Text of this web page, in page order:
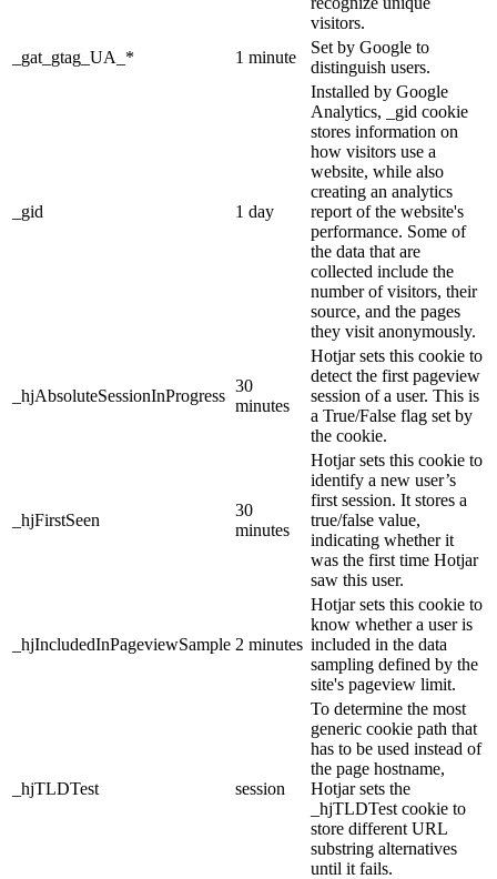
visitors.
_gat_gtag_UA_*
1 minute
Set by Google to
distinguish users.
_gid 1 day
Installed by Google
Analytics, _gid cookie
stores information on
how visitors use a
website, while also
creating an analytics
report of the website's
performance. Some of
the data that are
collected include the
number of visitors, their
source, and the pages
they visit anonymously.
_hjAbsoluteSessionInProgress
30
minutes
Hotjar sets this cookie to
detect the first pageview
session of a user. This is
a True/False flag set by
the cookie.
_hjFirstSeen
30
minutes
Hotjar sets this cookie to
identify a new user’s
first session. It stores a
true/false value,
indicating whether it
was the first time Hotjar
saw this user.
_hjIncludedInPageviewSample 2 minutes
Hotjar sets this cookie to
know whether a user is
included in the data
sampling defined by the
site's pageview limit.
_hjTLDTest session
To determine the most
generic cookie path that
has to be used instead of
the page hostname,
Hotjar sets the
_hjTLDTest cookie to
store different URL
substring alternatives
until it fails.